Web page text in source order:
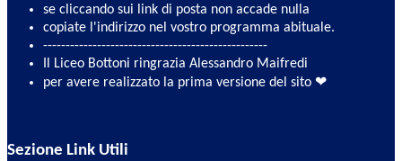
se cliccando sui link di posta non accade nulla
copiate l'indirizzo nel vostro programma abituale.
--------------------------------------------------
Il Liceo Bottoni ringrazia Alessandro Maifredi
per avere realizzato la prima versione del sito ❤
Sezione Link Utili